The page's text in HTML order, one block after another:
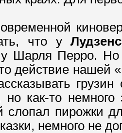
что у
Шарля Перро. Но
действие нашей
но как-то
слопал пирожки
немного не